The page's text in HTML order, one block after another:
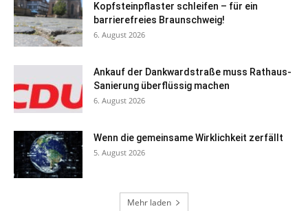
Kopfsteinpflaster schleifen – für ein
barrierefreies Braunschweig!
6. August 2026
Ankauf der Dankwardstraße muss Rathaus-
Sanierung überflüssig machen
6. August 2026
Wenn die gemeinsame Wirklichkeit zerfällt
5. August 2026
Mehr laden